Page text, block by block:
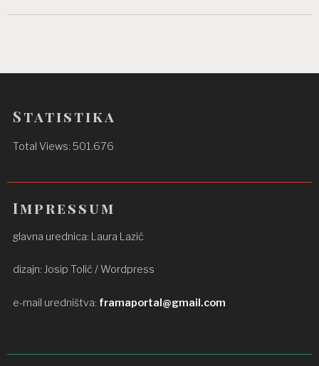
Statistika
Total Views:501.676
Impressum
glavna urednica: Laura Lazić
dizajn: Josip Tolić / Wordpress
e-mail uredništva: framaportal@gmail.com